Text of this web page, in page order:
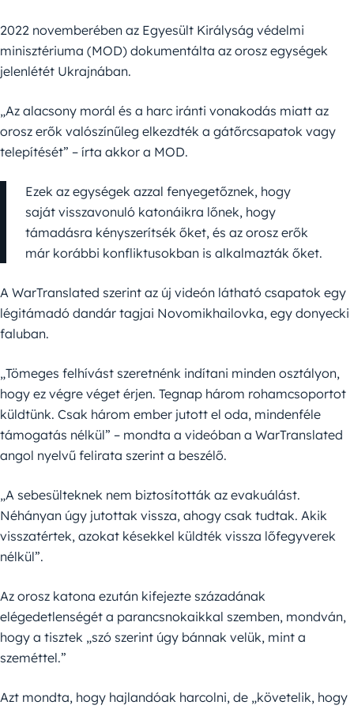
2022 novemberében az Egyesült Királyság védelmi
minisztériuma (MOD) dokumentálta az orosz egységek
jelenlétét Ukrajnában.
„Az alacsony morál és a harc iránti vonakodás miatt az
orosz erők valószínűleg elkezdték a gátőrcsapatok vagy
telepítését” – írta akkor a MOD.
Ezek az egységek azzal fenyegetőznek, hogy
saját visszavonuló katonáikra lőnek, hogy
támadásra kényszerítsék őket, és az orosz erők
már korábbi konfliktusokban is alkalmazták őket.
A WarTranslated szerint az új videón látható csapatok egy
légitámadó dandár tagjai Novomikhailovka, egy donyecki
faluban.
„Tömeges felhívást szeretnénk indítani minden osztályon,
hogy ez végre véget érjen. Tegnap három rohamcsoportot
küldtünk. Csak három ember jutott el oda, mindenféle
támogatás nélkül” – mondta a videóban a WarTranslated
angol nyelvű felirata szerint a beszélő.
„A sebesülteknek nem biztosították az evakuálást.
Néhányan úgy jutottak vissza, ahogy csak tudtak. Akik
visszatértek, azokat késekkel küldték vissza lőfegyverek
nélkül”.
Az orosz katona ezután kifejezte századának
elégedetlenségét a parancsnokaikkal szemben, mondván,
hogy a tisztek „szó szerint úgy bánnak velük, mint a
szeméttel.”
Azt mondta, hogy hajlandóak harcolni, de „követelik, hogy